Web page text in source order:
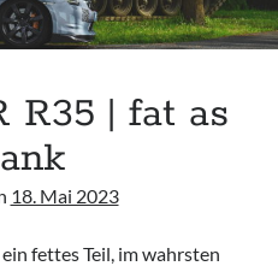
R35 | fat as
18. Mai 2023
fettes Teil, im wahrsten